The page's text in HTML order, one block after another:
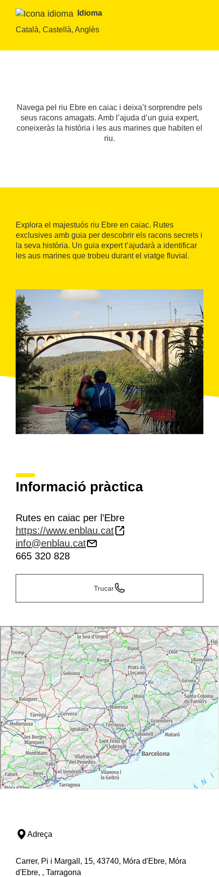
Idioma
Català, Castellà, Anglès
Navega pel riu Ebre en caiac i deixa’t sorprendre pels
seus racons amagats. Amb l’ajuda d’un guia expert,
coneixeràs la història i les aus marines que habiten el
riu.
Explora el majestuós riu Ebre en caiac. Rutes
exclusives amb guia per descobrir els racons secrets i
la seva història. Un guia expert t’ajudarà a identificar
les aus marines que trobeu durant el viatge fluvial.
Informació pràctica
Rutes en caiac per l’Ebre
https://www.enblau.cat
info@enblau.cat
665 320 828
Trucar
Adreça
Carrer, Pi i Margall, 15, 43740, Móra d'Ebre, Móra
d'Ebre, , Tarragona